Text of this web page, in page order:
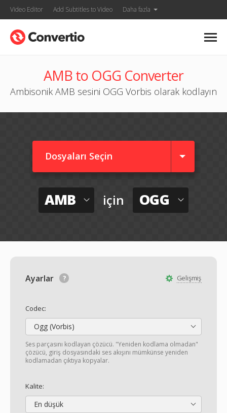
Video Editor Add Subtitles to Video Daha fazla
AMB to OGG Converter
Ambisonik AMB sesini OGG Vorbis olarak kodlayın
Dosyaları Seçin
AMB için OGG
Gelişmiş
Ayarlar
Codec:
Ogg (Vorbis)
Ses parçasını kodlayan çözücü. "Yeniden kodlama olmadan"
çözücü, giriş dosyasındaki ses akışını mümkünse yeniden
kodlamadan çıktıya kopyalar.
Kalite:
En düşük